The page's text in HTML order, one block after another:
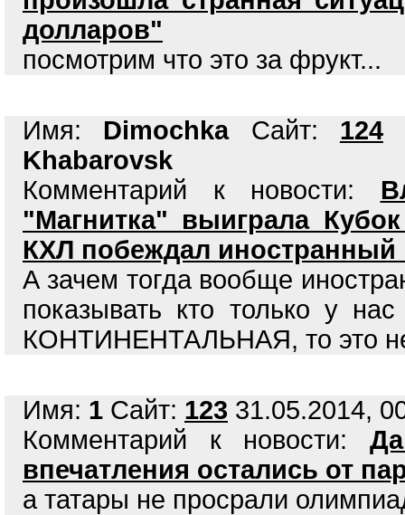
долларов"
посмотрим что это за фрукт...
Имя: DimochkaСайт: 124
Khabarovsk
Комментарий к новости:
"Магнитка" выиграла
КХЛ побеждал иностранный
А зачем тогда вообще
показывать кто только у
КОНТИНЕНТАЛЬНАЯ, то это
Имя: 1 Сайт: 123 31.05.2014,
Комментарий к новости:
впечатления остались от
а татары не просрали